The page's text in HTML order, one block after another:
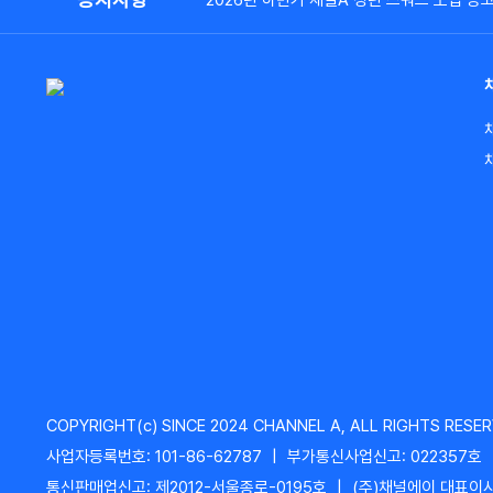
COPYRIGHT(c) SINCE 2024 CHANNEL A, ALL RIGHTS
사업자등록번호: 101-86-62787
부가통신사업신고: 022357호
통신판매업신고: 제2012-서울종로-0195호
(주)채널에이 대표이